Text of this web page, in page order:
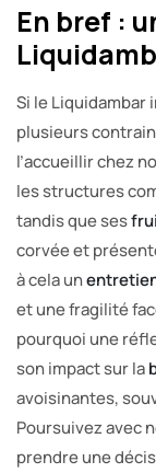
En bref :
Si le Liquidambar
plusieurs
l’accueillir chez
les structures
tandis que ses
corvée et
à cela un
et une fragilité
pourquoi une
son impact sur la
avoisinantes,
Poursuivez avec
prendre une